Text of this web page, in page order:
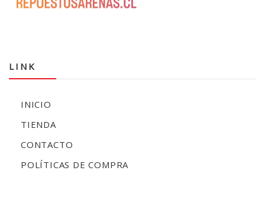
LINK
INICIO
TIENDA
CONTACTO
POLÍTICAS DE COMPRA